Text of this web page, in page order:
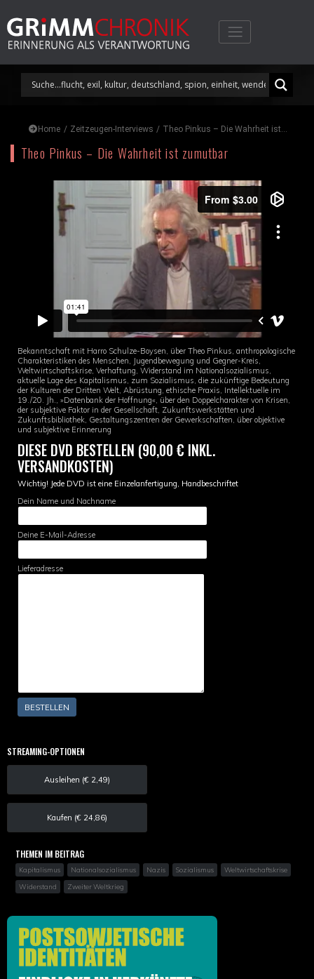
content
Home / Zeitzeugen-Interviews / Theo Pinkus – Die Wahrheit ist...
Theo Pinkus – Die Wahrheit ist zumutbar
Bekanntschaft mit Harro Schulze-Boysen, über Theo Pinkus, anthropologische
Charakteristiken des Menschen, Jugendbewegung und Gegner-Kreis,
Weltwirtschaftskrise, Verhaftung, Widerstand im Nationalsozialismus,
aktuelle Lage des Kapitalismus, zum Sozialismus, die zukünftige Bedeutung
der Kulturen der Dritten Welt, Abrüstung, ethische Praxis, Intellektuelle im
19./20. Jh., »Datenbank der Hoffnung«, über den Doppelcharakter von Krisen,
der subjektive Faktor in der Gesellschaft, Zukunftswerkstätten und
Zukunftsbibliothek, Gestaltungszentren der Gewerkschaften, über objektive
und subjektive Erinnerung
DIESE DVD BESTELLEN (90,00 € INKL.
VERSANDKOSTEN)
Wichtig! Jede DVD ist eine Einzelanfertigung, Handbeschriftet
Dein Name und Nachname
Deine E-Mail-Adresse
Lieferadresse
STREAMING-OPTIONEN
Ausleihen (€ 2,49)
Kaufen (€ 24,86)
THEMEN IM BEITRAG
Kapitalismus Nationalsozialismus Nazis Sozialismus
Weltwirtschaftskrise
Widerstand
Zweiter Weltkrieg